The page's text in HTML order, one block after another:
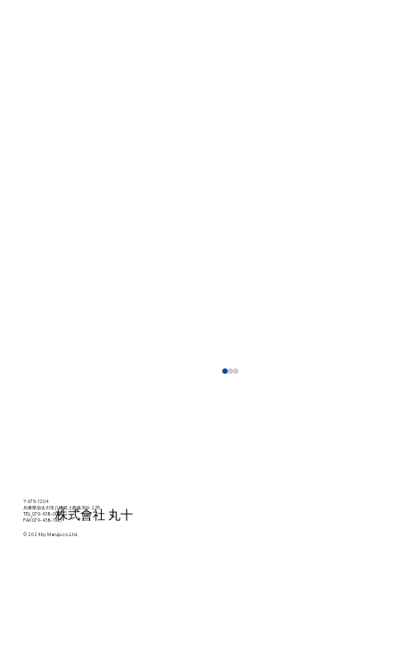
​株式會社 丸十
〒675-1204
兵庫県加古川市八幡町上西条306-235
TEL 079-438-0011
FAX 079-438-1103
© 2024 by Maruju co.,Ltd.